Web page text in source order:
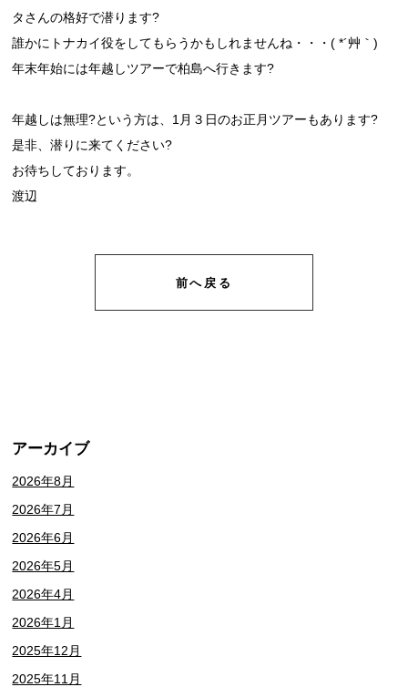
タさんの格好で潜ります?
誰かにトナカイ役をしてもらうかもしれませんね・・・( *´艸｀)
年末年始には年越しツアーで柏島へ行きます?
年越しは無理?という方は、1月３日のお正月ツアーもあります?
是非、潜りに来てください?
お待ちしております。
渡辺
前へ戻る
アーカイブ
2026年8月
2026年7月
2026年6月
2026年5月
2026年4月
2026年1月
2025年12月
2025年11月